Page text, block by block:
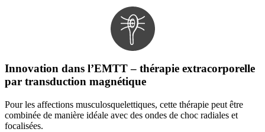
Innovation dans l’EMTT – thérapie extracorporelle
par transduction magnétique
Pour les affections musculosquelettiques, cette thérapie peut être
combinée de manière idéale avec des ondes de choc radiales et
focalisées.